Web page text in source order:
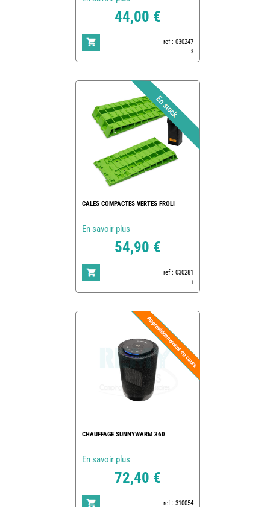
44,00 €
ref : 030247
3
CALES COMPACTES VERTES FROLI
En savoir plus
54,90 €
ref : 030281
1
CHAUFFAGE SUNNYWARM 360
En savoir plus
72,40 €
ref : 310054